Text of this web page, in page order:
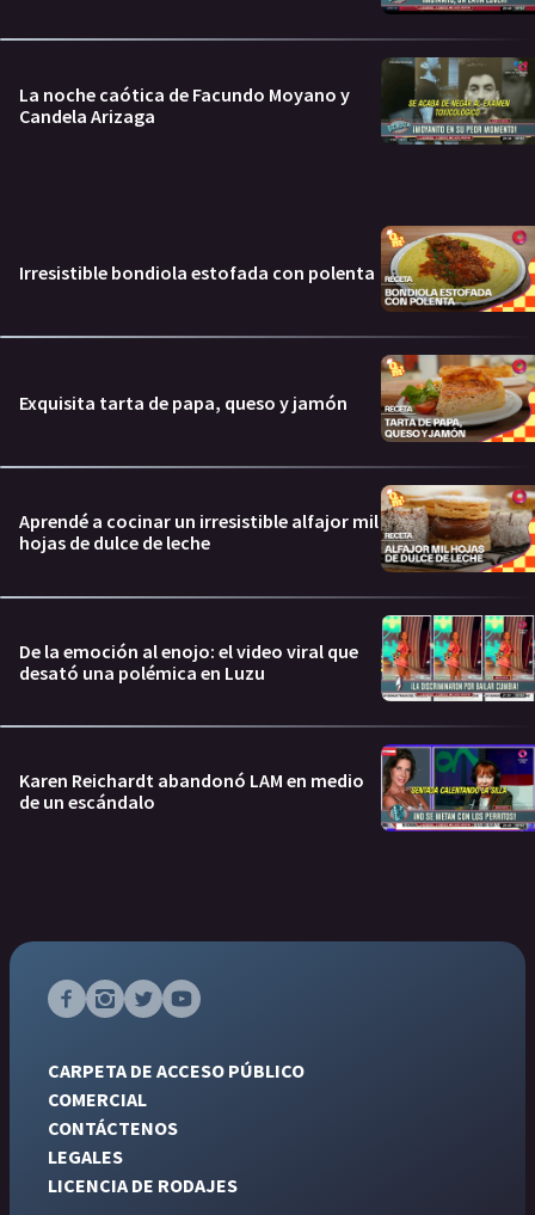
La noche caótica de Facundo Moyano y
Candela Arizaga
Irresistible bondiola estofada con polenta
Exquisita tarta de papa, queso y jamón
Aprendé a cocinar un irresistible alfajor mil
hojas de dulce de leche
De la emoción al enojo: el video viral que
desató una polémica en Luzu
Karen Reichardt abandonó LAM en medio
de un escándalo
CARPETA DE ACCESO PÚBLICO
COMERCIAL
CONTÁCTENOS
LEGALES
LICENCIA DE RODAJES